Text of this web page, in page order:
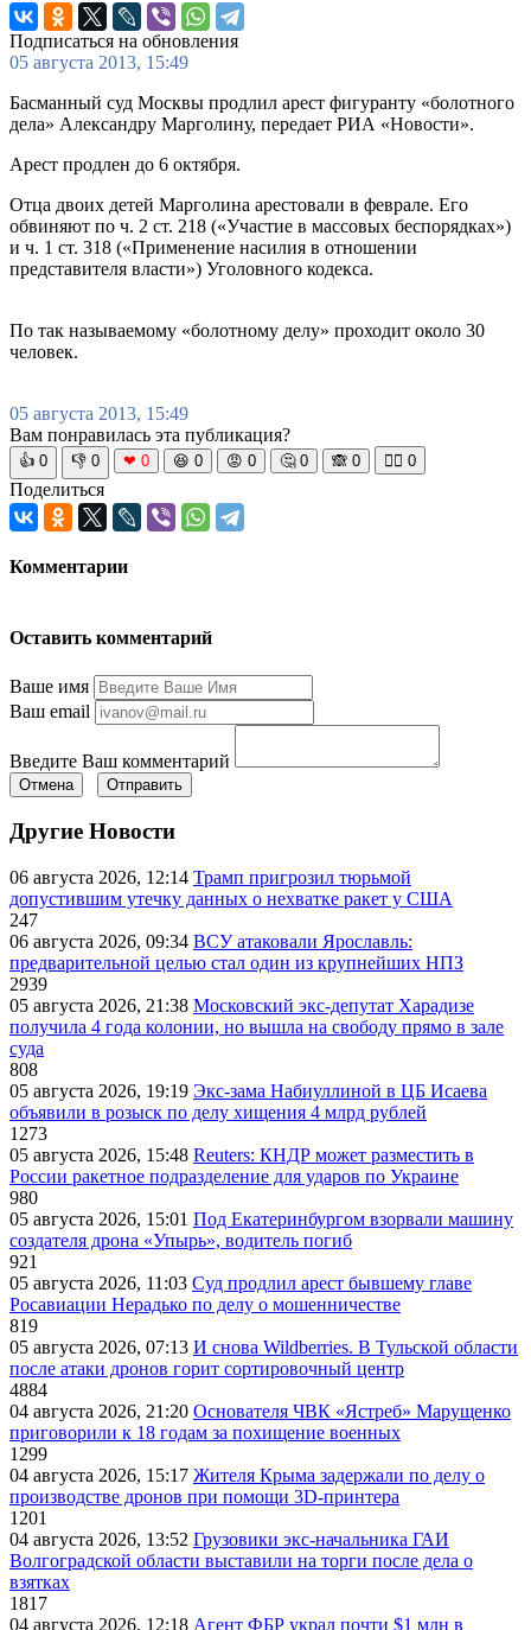
Подписаться на обновления
05 августа 2013, 15:49
Басманный суд Москвы продлил арест фигуранту «болотного
дела» Александру Марголину, передает РИА «Новости».
Арест продлен до 6 октября.
Отца двоих детей Марголина арестовали в феврале. Его
обвиняют по ч. 2 ст. 218 («Участие в массовых беспорядках»)
и ч. 1 ст. 318 («Применение насилия в отношении
представителя власти») Уголовного кодекса.
По так называемому «болотному делу» проходит около 30
человек.
05 августа 2013, 15:49
Вам понравилась эта публикация?
👍 0 👎 0 ❤ 0 😆 0 😡 0 🤔 0 🙈 0 🧘‍♀️ 0
Поделиться
Комментарии
Оставить комментарий
Ваше имя
Ваш email
Введите Ваш комментарий
Отмена Отправить
Другие Новости
06 августа 2026, 12:14 Трамп пригрозил тюрьмой
допустившим утечку данных о нехватке ракет у США
247
06 августа 2026, 09:34 ВСУ атаковали Ярославль:
предварительной целью стал один из крупнейших НПЗ
2939
05 августа 2026, 21:38 Московский экс-депутат Харадизе
получила 4 года колонии, но вышла на свободу прямо в зале
суда
808
05 августа 2026, 19:19 Экс-зама Набиуллиной в ЦБ Исаева
объявили в розыск по делу хищения 4 млрд рублей
1273
05 августа 2026, 15:48 Reuters: КНДР может разместить в
России ракетное подразделение для ударов по Украине
980
05 августа 2026, 15:01 Под Екатеринбургом взорвали машину
создателя дрона «Упырь», водитель погиб
921
05 августа 2026, 11:03 Суд продлил арест бывшему главе
Росавиации Нерадько по делу о мошенничестве
819
05 августа 2026, 07:13 И снова Wildberries. В Тульской области
после атаки дронов горит сортировочный центр
4884
04 августа 2026, 21:20 Основателя ЧВК «Ястреб» Марущенко
приговорили к 18 годам за похищение военных
1299
04 августа 2026, 15:17 Жителя Крыма задержали по делу о
производстве дронов при помощи 3D‑принтера
1201
04 августа 2026, 13:52 Грузовики экс-начальника ГАИ
Волгоградской области выставили на торги после дела о
взятках
1817
04 августа 2026, 12:18 Агент ФБР украл почти $1 млн в